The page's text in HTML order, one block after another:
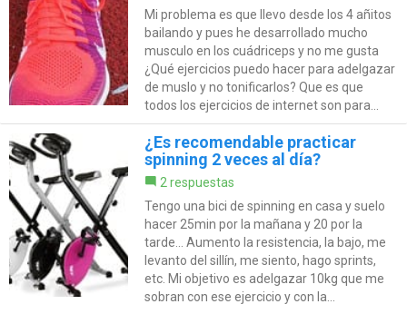
Mi problema es que llevo desde los 4 añitos
bailando y pues he desarrollado mucho
musculo en los cuádriceps y no me gusta
¿Qué ejercicios puedo hacer para adelgazar
de muslo y no tonificarlos? Que es que
todos los ejercicios de internet son para...
¿Es recomendable practicar
spinning 2 veces al día?
2 respuestas
Tengo una bici de spinning en casa y suelo
hacer 25min por la mañana y 20 por la
tarde... Aumento la resistencia, la bajo, me
levanto del sillín, me siento, hago sprints,
etc. Mi objetivo es adelgazar 10kg que me
sobran con ese ejercicio y con la...